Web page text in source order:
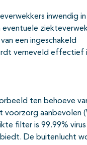
inwendig
een ingeschakeld
verneveld effectief
ten behoeve
voorzorg aanbevolen
filter is 99.99% virus
De buitenlucht